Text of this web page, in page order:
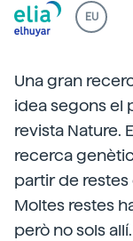
EU
Una gran
idea segons el
revista Nature.
recerca
partir de restes
Moltes restes
però no sols